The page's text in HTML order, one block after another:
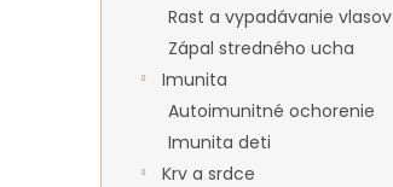
Rast a vypadávanie vlasov
Zápal stredného ucha
Imunita
Autoimunitné ochorenie
Imunita deti
Krv a srdce